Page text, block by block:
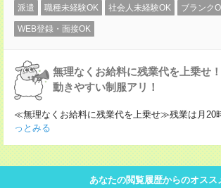
派遣 職種未経験OK 社会人未経験OK ブランク
WEB登録・面接OK
無理なくお給料に残業代を上乗せ！
動きやすい制服アリ！
≪無理なくお給料に残業代を上乗せ≫残業は月20
っとみる
あなたの閲覧履歴からのオスス